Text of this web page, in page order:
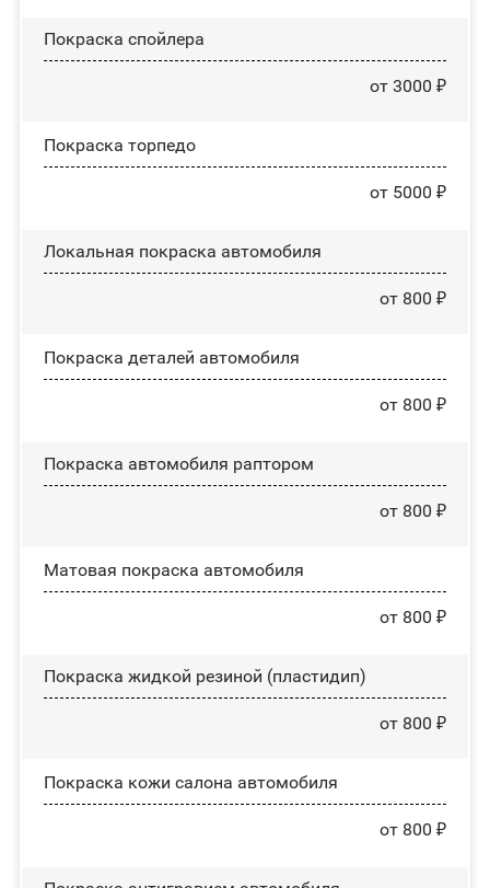
Покраска спойлера
от 3000 ₽
Покраска торпедо
от 5000 ₽
Локальная покраска автомобиля
от 800 ₽
Покраска деталей автомобиля
от 800 ₽
Покраска автомобиля раптором
от 800 ₽
Матовая покраска автомобиля
от 800 ₽
Покраска жидкой резиной (пластидип)
от 800 ₽
Покраска кожи салона автомобиля
от 800 ₽